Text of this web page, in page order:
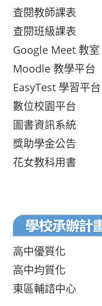
查閱教師課表
查閱班級課表
Google Meet 教室
Moodle 教學平台
EasyTest 學習平台
數位校園平台
圖書資訊系統
獎助學金公告
花女教科用書
高中優質化
高中均質化
東區輔諮中心